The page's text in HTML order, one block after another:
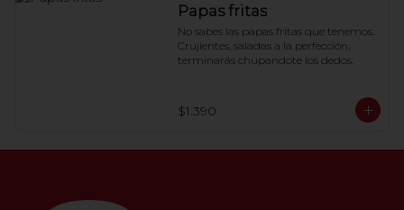
Papas fritas
No sabes las papas fritas que tenemos.
Crujientes, saladas a la perfección,
terminarás chupandote los dedos.
$1.390